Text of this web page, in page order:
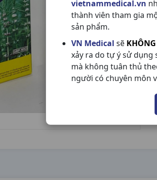
vietnammedical.vn
thành viên tham gia
sản phẩm.
VN Medical sẽ KHÔNG
xảy ra do tự ý sử dụng
mà không tuân thủ
người có chuyên môn